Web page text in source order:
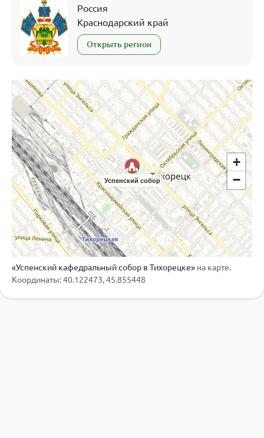
Россия
Краснодарский край
Открыть регион
Успенский собор
+
−
«Успенский кафедральный собор в Тихорецке» на карте.
Координаты: 40.122473, 45.855448